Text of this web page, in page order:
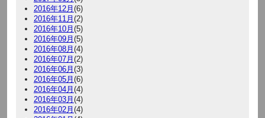
2016年12月 (6)
2016年11月 (2)
2016年10月 (5)
2016年09月 (5)
2016年08月 (4)
2016年07月 (2)
2016年06月 (3)
2016年05月 (6)
2016年04月 (4)
2016年03月 (4)
2016年02月 (4)